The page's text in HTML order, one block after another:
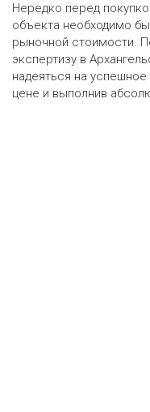
Нередко перед
объекта необходимо
рыночной стоимости.
экспертизу в
надеяться на
цене и выполнив